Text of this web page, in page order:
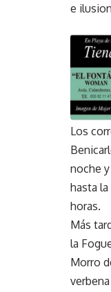
e
Los
noche
hasta
horas.
Más
la
Morro